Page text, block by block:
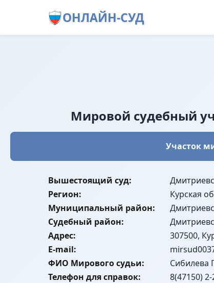
ОНЛАЙН-СУД
Мировой судебный
Участок
Вышестоящий суд:
Регион:
Курская
Муниципальный район:
Судебный район:
Адрес:
307500,
E-mail:
ФИО Мирового судьи:
Сибилева
Телефон для справок:
8(47150)